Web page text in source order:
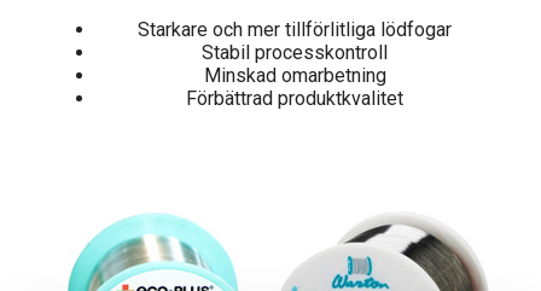
Starkare och mer tillförlitliga lödfogar
Stabil processkontroll
Minskad omarbetning
Förbättrad produktkvalitet